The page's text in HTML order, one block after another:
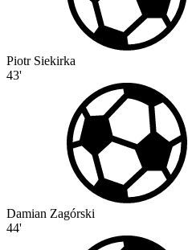
Piotr Siekirka
43'
Damian Zagórski
44'